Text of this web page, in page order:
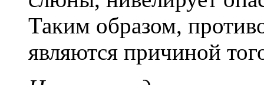
Таким образом,
являются причиной